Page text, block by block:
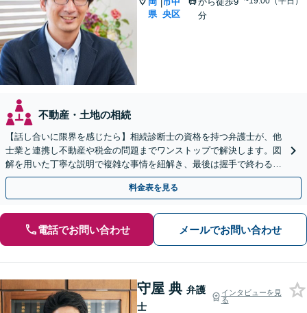
県
|
央区
分
不動産・土地の相続
【話し合いに限界を感じたら】相続診断士の資格を持つ弁護士が、他
士業と連携し不動産や税金の問題までワンストップで解決します。図
解を用いた丁寧な説明で複雑な事情を紐解き、最後は握手で終わる円
満な解決へ導きます。初回相談は無料です。
料金表を見る
電話でお問い合わせ メールでお問い合わせ
守屋 典 弁護
士
インタビューを見
る